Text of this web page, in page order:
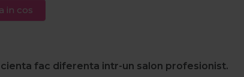
in cos
fac diferenta intr-un salon profesionist.